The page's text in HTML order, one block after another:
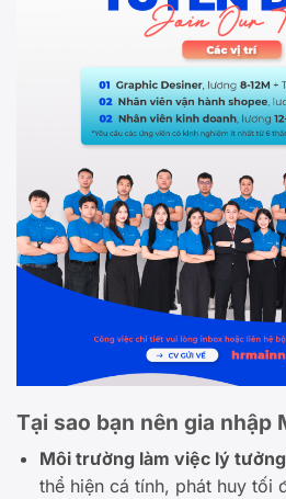
Tại sao bạn nên gia nhập
Môi trường làm việc lý tưởng
thể hiện cá tính, phát huy tối